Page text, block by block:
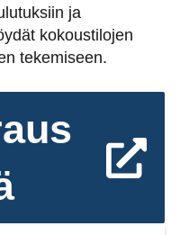
ja
kokoustilojen
tekemiseen.